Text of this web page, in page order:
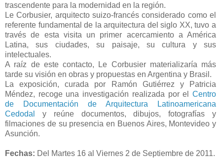
trascendente para la modernidad en la región.
Le Corbusier, arquitecto suizo-francés considerado como el
referente fundamental de la arquitectura del siglo XX, tuvo a
través de esta visita un primer acercamiento a América
Latina, sus ciudades, su paisaje, su cultura y sus
intelectuales.
A raíz de este contacto, Le Corbusier materializaría más
tarde su visión en obras y propuestas en Argentina y Brasil.
La exposición, curada por Ramón Gutiérrez y Patricia
Méndez, recoge una investigación realizada por el Centro
de Documentación de Arquitectura Latinoamericana
Cedodal
y reúne documentos, dibujos, fotografías y
filmaciones de su presencia en Buenos Aires, Montevideo y
Asunción.
Fechas: Del Martes 16 al Viernes 2 de Septiembre de 2011.